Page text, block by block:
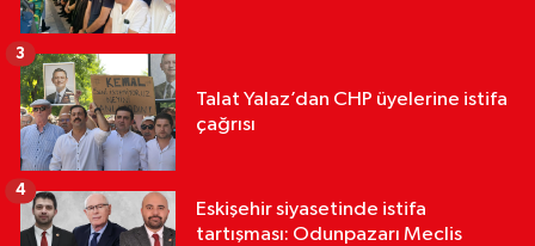
Talat Yalaz’dan CHP üyelerine istifa
çağrısı
3
Eskişehir siyasetinde istifa
tartışması: Odunpazarı Meclis
4